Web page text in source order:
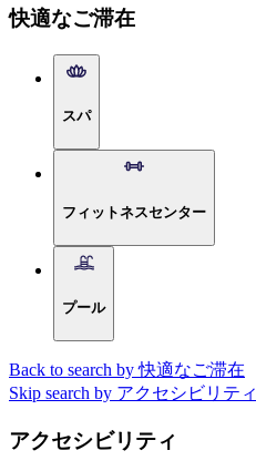
快適なご滞在
スパ
フィットネスセンター
プール
Back to search by 快適なご滞在
Skip search by アクセシビリティ
アクセシビリティ